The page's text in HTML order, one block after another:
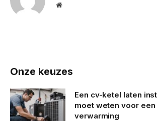
Website
Onze keuzes
Een cv-ketel laten
moet weten voor
verwarming